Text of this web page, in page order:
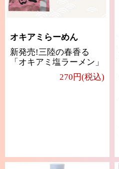
オキアミらーめん
新発売!三陸の春香る
「オキアミ塩ラーメン」
270円(税込)